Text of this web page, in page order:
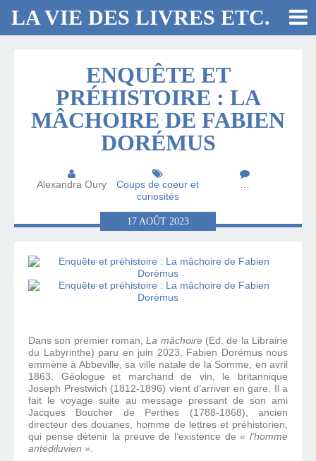
LA VIE DES LIVRES ETC.
ENQUÊTE ET
PRÉHISTOIRE : LA
MÂCHOIRE DE FABIEN
DORÉMUS
Alexandra Oury
Coups de coeur et
curiosités
…
17 AOÛT 2023
Dans son premier roman,La mâchoire(Ed. de la Librairie
du Labyrinthe) paru en juin 2023, Fabien Dorémus nous
emmène à Abbeville, sa ville natale de la Somme, en avril
1863. Géologue et marchand de vin, le britannique
Joseph Prestwich (1812-1896) vient d’arriver en gare. Il a
fait le voyage suite au message pressant de son ami
Jacques Boucher de Perthes (1788-1868), ancien
directeur des douanes, homme de lettres et préhistorien,
qui pense détenir la preuve de l’existence de« l’homme
antédiluvien ».